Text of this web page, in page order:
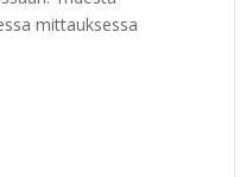
mittauksessa